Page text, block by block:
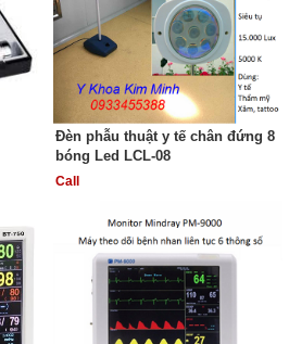
Đèn phẫu thuật y tế chân đứng 8
bóng Led LCL-08
Call